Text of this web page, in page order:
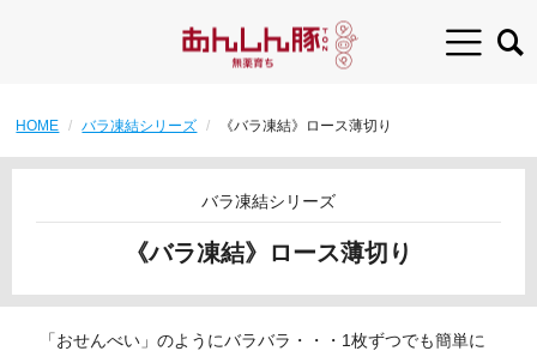
HOME バラ凍結シリーズ 《バラ凍結》ロース薄切り
バラ凍結シリーズ
《バラ凍結》ロース薄切り
「おせんべい」のようにバラバラ・・・1枚ずつでも簡単に